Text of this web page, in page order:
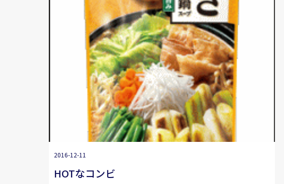
2016-12-11
HOTなコンビ